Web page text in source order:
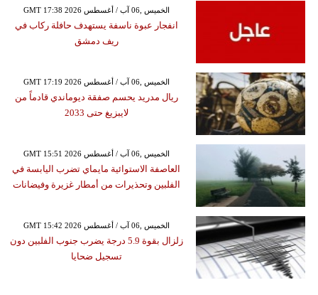
GMT 17:38 2026 الخميس ,06 آب / أغسطس
انفجار عبوة ناسفة يستهدف حافلة ركاب في
ريف دمشق
GMT 17:19 2026 الخميس ,06 آب / أغسطس
ريال مدريد يحسم صفقة ديوماندي قادماً من
لايبزيغ حتى 2033
GMT 15:51 2026 الخميس ,06 آب / أغسطس
العاصفة الاستوائية مايماي تضرب اليابسة في
الفلبين وتحذيرات من أمطار غزيرة وفيضانات
GMT 15:42 2026 الخميس ,06 آب / أغسطس
زلزال بقوة 5.9 درجة يضرب جنوب الفلبين دون
تسجيل ضحايا